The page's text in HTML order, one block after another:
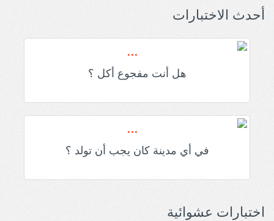
أحدث الاختبارات
هل أنت مفجوع أكل ؟
في أي مدينة كان يجب أن تولد ؟
اختبارات عشوائية